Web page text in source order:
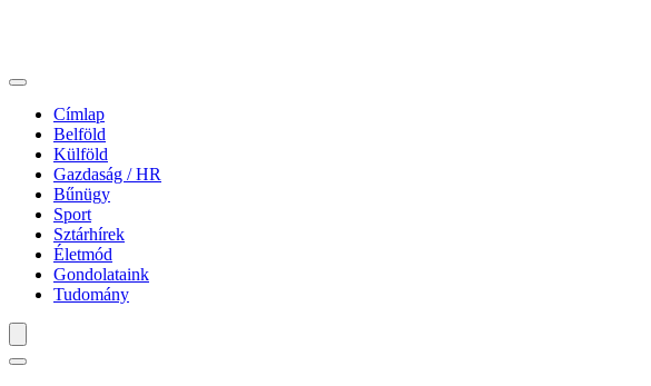
Címlap
Belföld
Külföld
Gazdaság / HR
Bűnügy
Sport
Sztárhírek
Életmód
Gondolataink
Tudomány